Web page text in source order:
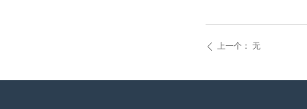
ꄴ 上一个： 无